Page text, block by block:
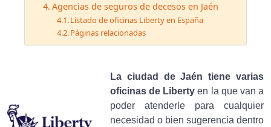
Agencias de seguros de decesos en Jaén
Listado de oficinas Liberty en España
Páginas relacionadas
La ciudad de Jaén tiene varias
oficinas de Liberty en la que van a
poder atenderle para cualquier
necesidad o bien sugerencia dentro